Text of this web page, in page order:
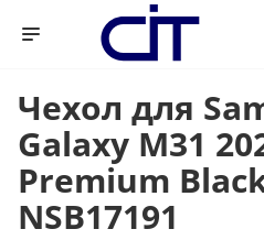
Чехол для
Galaxy M31
Premium
NSB17191